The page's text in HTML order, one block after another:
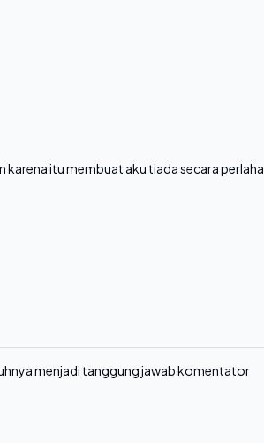
karena itu membuat aku tiada secara
menjadi tanggung jawab komentator